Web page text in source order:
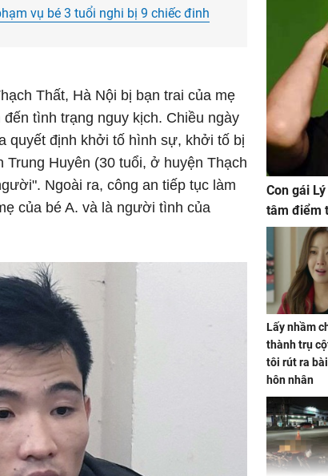
vụ bé 3 tuổi nghi bị 9 chiếc đinh
Thất, Hà Nội bị bạn trai của mẹ
đến tình trạng nguy kịch. Chiều ngày
quyết định khởi tố hình sự, khởi tố bị
Huyên (30 tuổi, ở huyện Thạch
Ngoài ra, công an tiếp tục làm
của bé A. và là người tình của
Con gái
tâm điểm
Lấy nhầm
thành trụ
tôi rút ra
hôn nhân